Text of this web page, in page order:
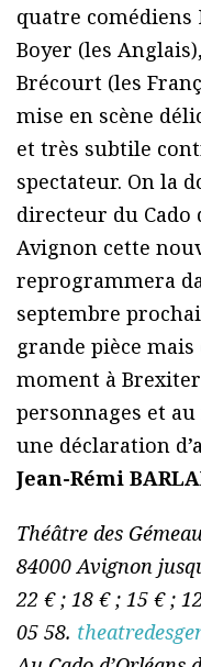
quatre comédiens
Boyer (les
Brécourt (les
mise en scène
et très subtile
spectateur. On la
directeur du Cado
Avignon cette
reprogrammera
septembre
grande pièce
moment à
personnages et
une déclaration
Jean-Rémi
Théâtre des
84000 Avignon
22 € ; 18 € ; 15 € ;
05 58.